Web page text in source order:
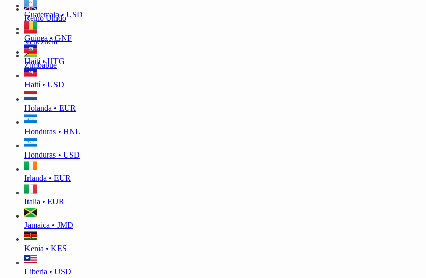
Reino Unido
Venezuela
Zimbabue
Guatemala • USD
Guinea • GNF
Haití • HTG
Haití • USD
Holanda • EUR
Honduras • HNL
Honduras • USD
Irlanda • EUR
Italia • EUR
Jamaica • JMD
Kenia • KES
Liberia • USD